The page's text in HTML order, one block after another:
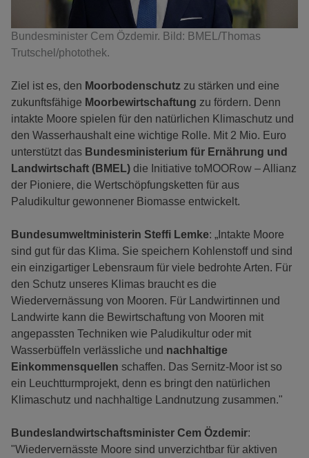
Bundesminister Cem Özdemir. Bild: BMEL/Thomas
Trutschel/photothek.
Ziel ist es, den Moorbodenschutz zu stärken und eine
zukunftsfähige Moorbewirtschaftung zu fördern. Denn
intakte Moore spielen für den natürlichen Klimaschutz und
den Wasserhaushalt eine wichtige Rolle. Mit 2 Mio. Euro
unterstützt das Bundesministerium für Ernährung und
Landwirtschaft (BMEL) die Initiative toMOORow – Allianz
der Pioniere, die Wertschöpfungsketten für aus
Paludikultur gewonnener Biomasse entwickelt.
Bundesumweltministerin Steffi Lemke: „Intakte Moore
sind gut für das Klima. Sie speichern Kohlenstoff und sind
ein einzigartiger Lebensraum für viele bedrohte Arten. Für
den Schutz unseres Klimas braucht es die
Wiedervernässung von Mooren. Für Landwirtinnen und
Landwirte kann die Bewirtschaftung von Mooren mit
angepassten Techniken wie Paludikultur oder mit
Wasserbüffeln verlässliche und nachhaltige
Einkommensquellen schaffen. Das Sernitz-Moor ist so
ein Leuchtturmprojekt, denn es bringt den natürlichen
Klimaschutz und nachhaltige Landnutzung zusammen."
Bundeslandwirtschaftsminister Cem Özdemir:
"Wiedervernässte Moore sind unverzichtbar für aktiven